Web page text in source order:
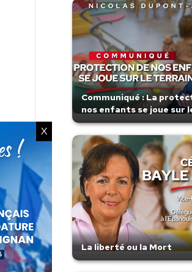
Communiqué : La
nos enfants se joue sur
La liberté ou la Mort
X